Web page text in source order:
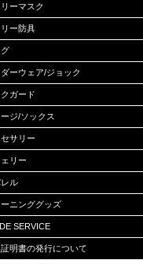
ーマスク
ー防具
ーウェア/ジョック
ガード
ジ/ソックス
サリー
リー
ル
ーニンググッズ
SERVICE
明書の発行について